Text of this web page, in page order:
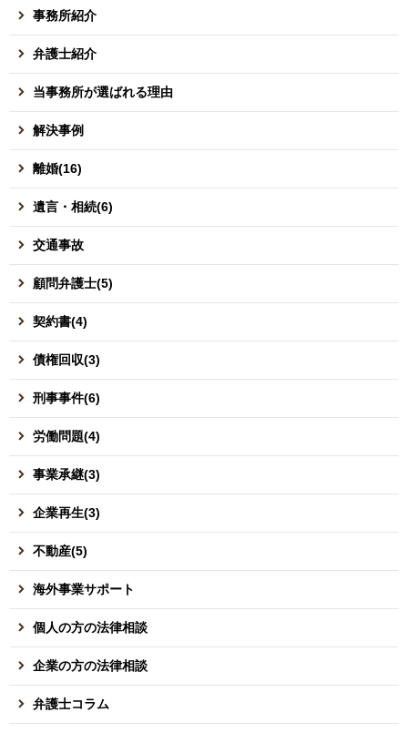
事務所紹介
弁護士紹介
当事務所が選ばれる理由
解決事例
離婚(16)
遺言・相続(6)
交通事故
顧問弁護士(5)
契約書(4)
債権回収(3)
刑事事件(6)
労働問題(4)
事業承継(3)
企業再生(3)
不動産(5)
海外事業サポート
個人の方の法律相談
企業の方の法律相談
弁護士コラム